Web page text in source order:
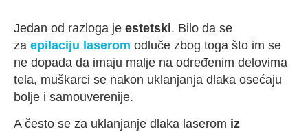
Jedan od razloga je estetski. Bilo da se
za epilaciju laserom odluče zbog toga što im se
ne dopada da imaju malje na određenim delovima
tela, muškarci se nakon uklanjanja dlaka osećaju
bolje i samouverenije.
A često se za uklanjanje dlaka laserom iz